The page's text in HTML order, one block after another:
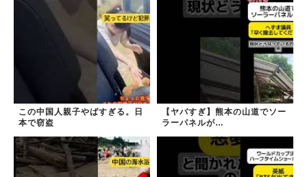
この中国人親子やばすぎる。日
本で窃盗
【ヤバすぎ】熊本の山道でソー
ラーパネルが…